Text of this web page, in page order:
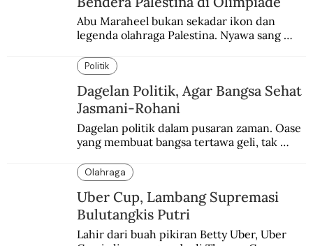
Abu Maraheel bukan sekadar ikon dan
legenda olahraga Palestina. Nyawa sang
memblokade Rafah.
Politik
Dagelan Politik, Agar Bangsa Sehat
Jasmani-Rohani
Dagelan politik dalam pusaran zaman. Oase
yang membuat bangsa tertawa geli, tak
Olahraga
Uber Cup, Lambang Supremasi
Bulutangkis Putri
Lahir dari buah pikiran Betty Uber, Uber